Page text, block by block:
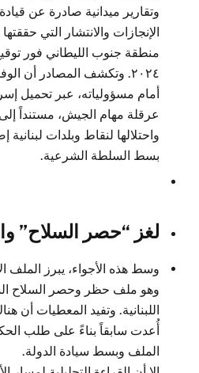
وتقارير ميدانية صادرة عن
الإنجازات والانتشار التي
٢٠٢٤. وتكشف المصادر أن
أمام مسؤولياته، عبر تحميل
عرقلة مهام الجيش، مستنداً
واحتلالها لنقاط وبلدات
بسط السلطة الشرعية.
لغز “حصر السلاح”
وسط هذه الأجواء، يبرز الملف
وهو ملف حظر وحصر السلاح
اللبنانية. وتفيد المعطيات
أُعدت سابقاً بناءً على طلب
الملف وبسط سيادة الدولة.